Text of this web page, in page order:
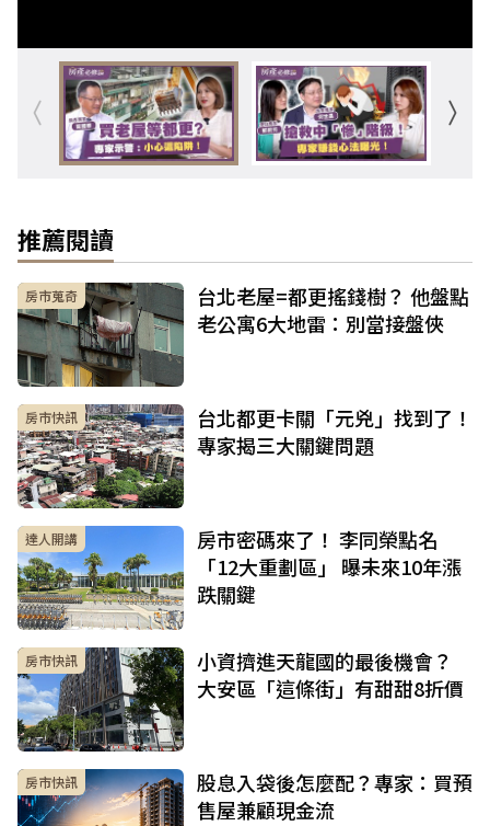
推薦閱讀
房市蒐奇
台北老屋=都更搖錢樹？ 他盤點
老公寓6大地雷：別當接盤俠
房市快訊
台北都更卡關「元兇」找到了！
專家揭三大關鍵問題
達人開講
房市密碼來了！ 李同榮點名
「12大重劃區」 曝未來10年漲
跌關鍵
房市快訊
小資擠進天龍國的最後機會？
大安區「這條街」有甜甜8折價
房市快訊
股息入袋後怎麼配？專家：買預
售屋兼顧現金流